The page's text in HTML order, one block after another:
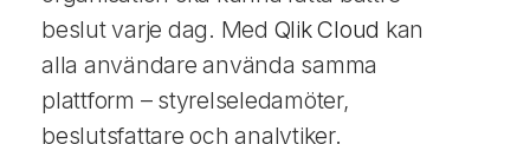
beslut varje dag. Med Qlik Cloud kan
alla användare använda samma
plattform – styrelseledamöter,
beslutsfattare och analytiker.